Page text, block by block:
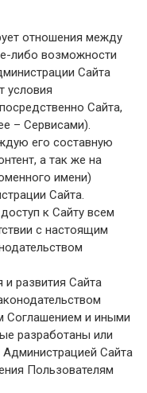
отношения между
либо возможности
Сайта
условия
Сайта,
– Сервисами).
его составную
а так же на
имени)
Сайта.
к Сайту всем
с настоящим
и развития Сайта
Соглашением и иными
разработаны или
Сайта
Пользователям